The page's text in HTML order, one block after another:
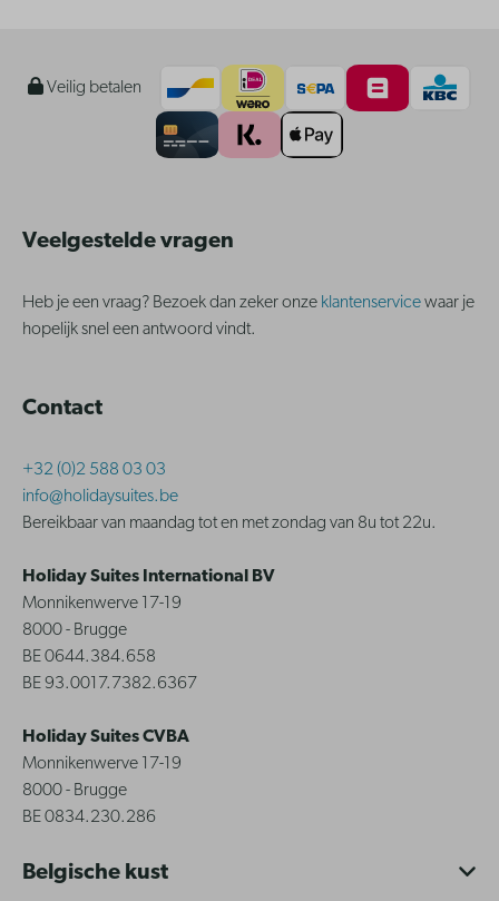
Veilig betalen
Veelgestelde vragen
Heb je een vraag? Bezoek dan zeker onze klantenservicewaar je
hopelijk snel een antwoord vindt.
Contact
+32 (0)2 588 03 03
info@holidaysuites.be
Bereikbaar van maandag tot en met zondag van 8u tot 22u.
Holiday Suites International BV
Monnikenwerve 17-19
8000 - Brugge
BE 0644.384.658
BE 93.0017.7382.6367
Holiday Suites CVBA
Monnikenwerve 17-19
8000 - Brugge
BE 0834.230.286
Belgische kust